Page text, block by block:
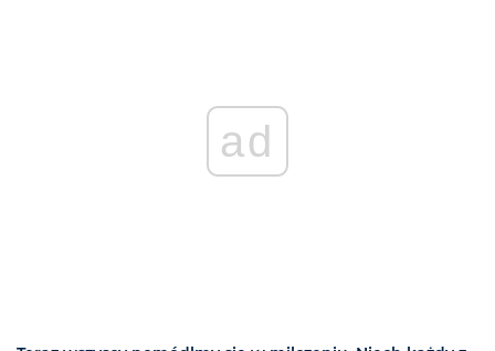
ad